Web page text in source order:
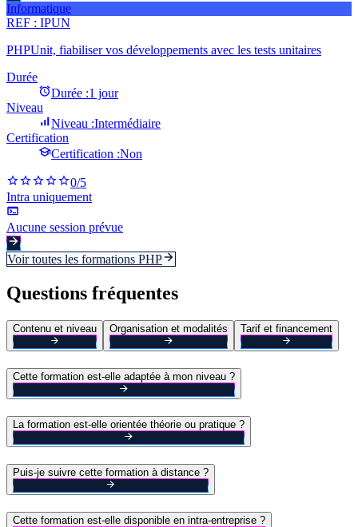
Informatique
REF : IPUN
PHPUnit, fiabiliser vos développements avec les tests unitaires
Durée
Durée :1 jour
Niveau
Niveau :Intermédiaire
Certification
Certification :Non
0/5
Intra uniquement
Aucune session prévue
Voir toutes les formations PHP
Questions fréquentes
Contenu et niveau Organisation et modalités Tarif et financement
Cette formation est-elle adaptée à mon niveau ?
La formation est-elle orientée théorie ou pratique ?
Puis-je suivre cette formation à distance ?
Cette formation est-elle disponible en intra-entreprise ?